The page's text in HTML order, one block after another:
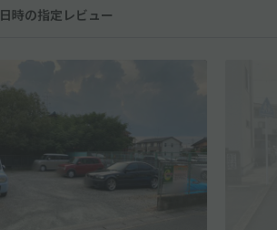
日時の指定 レビュー